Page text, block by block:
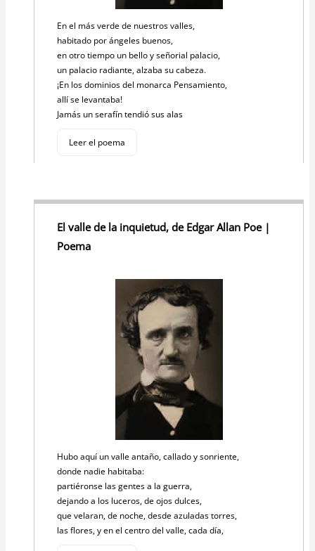
En el más verde de nuestros valles,
habitado por ángeles buenos,
en otro tiempo un bello y señorial palacio,
un palacio radiante, alzaba su cabeza.
¡En los dominios del monarca Pensamiento,
allí se levantaba!
Jamás un serafín tendió sus alas
Leer el poema
El valle de la inquietud, de Edgar Allan Poe |
Poema
Hubo aquí un valle antaño, callado y sonriente,
donde nadie habitaba:
partiéronse las gentes a la guerra,
dejando a los luceros, de ojos dulces,
que velaran, de noche, desde azuladas torres,
las flores, y en el centro del valle, cada día,